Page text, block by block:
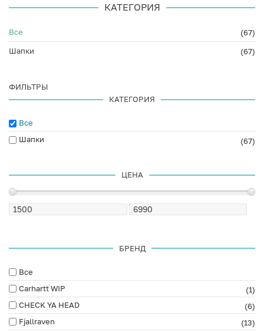
КАТЕГОРИЯ
Все
(67)
Шапки
(67)
ФИЛЬТРЫ
КАТЕГОРИЯ
Все
Шапки
(67)
ЦЕНА
БРЕНД
Все
Carhartt WIP
(1)
CHECK YA HEAD
(6)
Fjallraven
(13)